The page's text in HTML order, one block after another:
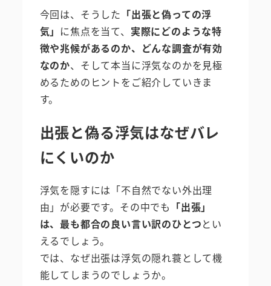
今回は、そうした 「出張と偽っての浮
気」 に焦点を当て、 実際にどのような特
徴や兆候があるのか、どんな調査が有効
なのか、そして本当に浮気なのかを見極
めるためのヒントをご紹介していきま
す。
出張と偽る浮気はなぜバレ
にくいのか
浮気を隠すには「不自然でない外出理
由」が必要です。その中でも 「出張」
は、最も都合の良い言い訳のひとつとい
えるでしょう。
では、なぜ出張は浮気の隠れ蓑として機
能してしまうのでしょうか。